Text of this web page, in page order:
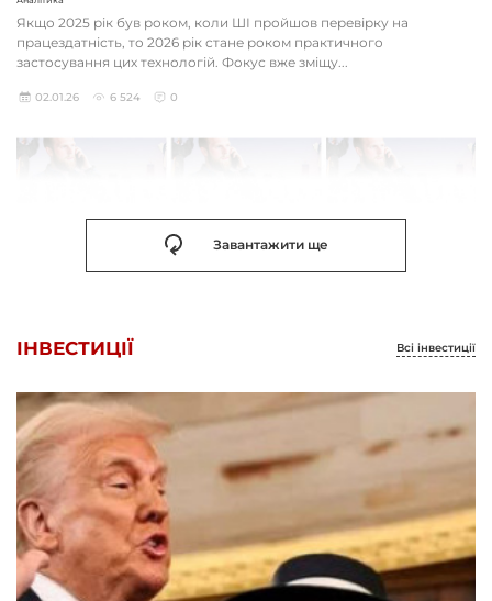
Якщо 2025 рік був роком, коли ШІ пройшов перевірку на
працездатність, то 2026 рік стане роком практичного
застосування цих технологій. Фокус вже зміщу...
02.01.26 6 524 0
Завантажити ще
ІНВЕСТИЦІЇ Всі інвестиції